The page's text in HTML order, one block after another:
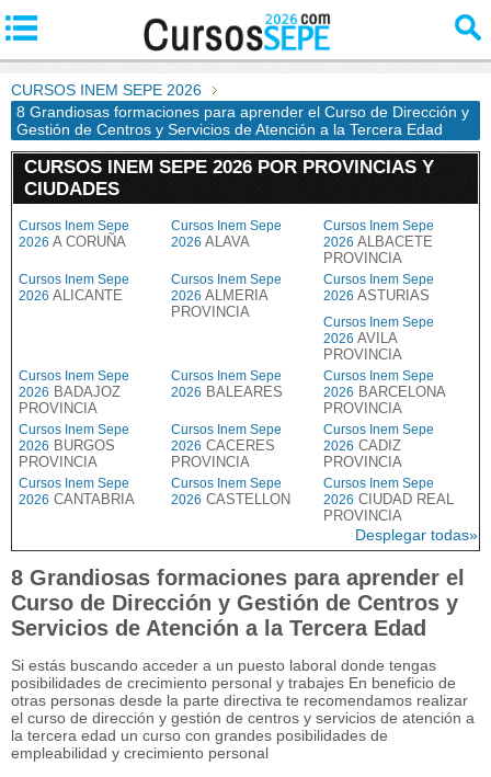
CURSOS INEM SEPE 2026
8 Grandiosas formaciones para aprender el Curso de Dirección y
Gestión de Centros y Servicios de Atención a la Tercera Edad
CURSOS INEM SEPE 2026 POR PROVINCIAS Y
CIUDADES
Cursos Inem Sepe
2026 A CORUÑA
Cursos Inem Sepe
2026 ALAVA
Cursos Inem Sepe
2026 ALBACETE
PROVINCIA
Cursos Inem Sepe
2026 ALICANTE
Cursos Inem Sepe
2026 ALMERIA
PROVINCIA
Cursos Inem Sepe
2026 ASTURIAS
Cursos Inem Sepe
2026 AVILA
PROVINCIA
Cursos Inem Sepe
2026 BADAJOZ
PROVINCIA
Cursos Inem Sepe
2026 BALEARES
Cursos Inem Sepe
2026 BARCELONA
PROVINCIA
Cursos Inem Sepe
2026 BURGOS
PROVINCIA
Cursos Inem Sepe
2026 CACERES
PROVINCIA
Cursos Inem Sepe
2026 CADIZ
PROVINCIA
Cursos Inem Sepe
2026 CANTABRIA
Cursos Inem Sepe
2026 CASTELLON
Cursos Inem Sepe
2026 CIUDAD REAL
PROVINCIA
Desplegar todas»
8 Grandiosas formaciones para aprender el
Curso de Dirección y Gestión de Centros y
Servicios de Atención a la Tercera Edad
Si estás buscando acceder a un puesto laboral donde tengas
posibilidades de crecimiento personal y trabajes En beneficio de
otras personas desde la parte directiva te recomendamos realizar
el curso de dirección y gestión de centros y servicios de atención a
la tercera edad un curso con grandes posibilidades de
empleabilidad y crecimiento personal